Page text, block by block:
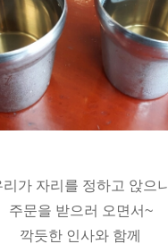
리가 자리를 정하고 앉으니
주문을 받으러 오면서~
깍듯한 인사와 함께